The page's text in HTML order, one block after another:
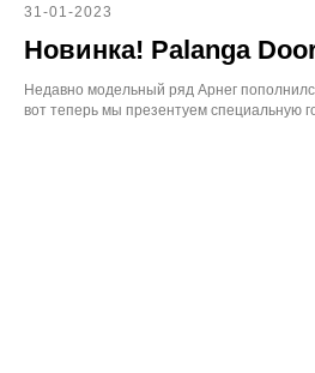
31-01-2023
Новинка! Palanga
Недавно модельный ряд Арнег
вот теперь мы презентуем специальную